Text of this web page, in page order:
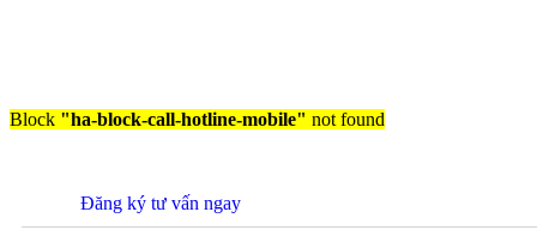
Block "ha-block-call-hotline-mobile" not found
Đăng ký tư vấn ngay